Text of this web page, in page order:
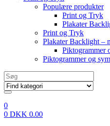
Populære produkter
Print og Tryk
Plakater
Print og Tryk
Plakater Backlight –
Piktogrammer
Piktogrammer og
Search
for:
0
0 DKK 0.00